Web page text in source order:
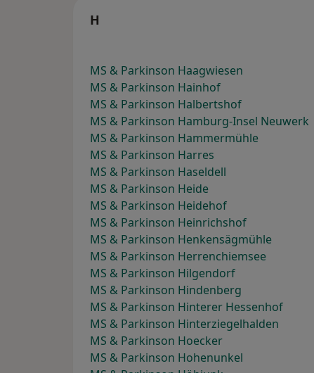
H
MS & Parkinson Haagwiesen
MS & Parkinson Hainhof
MS & Parkinson Halbertshof
MS & Parkinson Hamburg-Insel Neuwerk
MS & Parkinson Hammermühle
MS & Parkinson Harres
MS & Parkinson Haseldell
MS & Parkinson Heide
MS & Parkinson Heidehof
MS & Parkinson Heinrichshof
MS & Parkinson Henkensägmühle
MS & Parkinson Herrenchiemsee
MS & Parkinson Hilgendorf
MS & Parkinson Hindenberg
MS & Parkinson Hinterer Hessenhof
MS & Parkinson Hinterziegelhalden
MS & Parkinson Hoecker
MS & Parkinson Hohenunkel